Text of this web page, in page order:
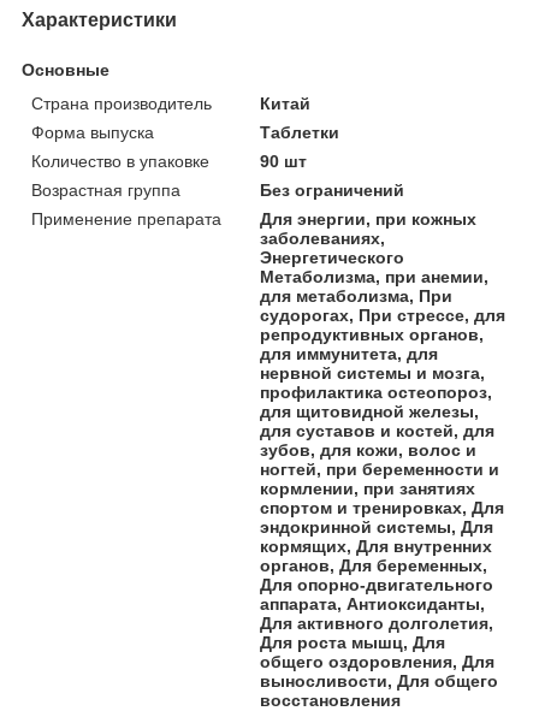
Характеристики
Основные
Страна производитель
Китай
Форма выпуска
Таблетки
Количество в упаковке
90 шт
Возрастная группа
Без ограничений
Применение препарата
Для энергии, при кожных
заболеваниях,
Энергетического
Метаболизма, при анемии,
для метаболизма, При
судорогах, При стрессе, для
репродуктивных органов,
для иммунитета, для
нервной системы и мозга,
профилактика остеопороз,
для щитовидной железы,
для суставов и костей, для
зубов, для кожи, волос и
ногтей, при беременности и
кормлении, при занятиях
спортом и тренировках, Для
эндокринной системы, Для
кормящих, Для внутренних
органов, Для беременных,
Для опорно-двигательного
аппарата, Антиоксиданты,
Для активного долголетия,
Для роста мышц, Для
общего оздоровления, Для
выносливости, Для общего
восстановления